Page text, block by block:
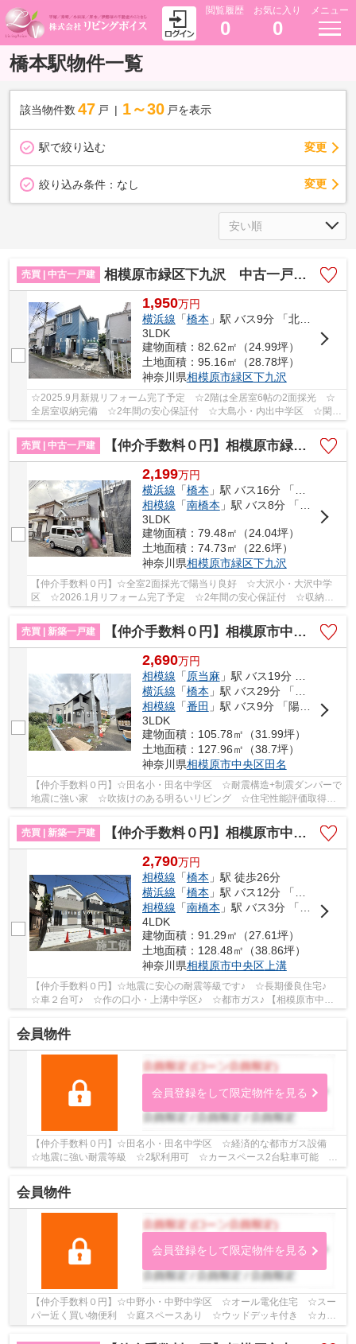
閲覧履歴
0
お気に入り
0
メニュー
橋本駅物件一覧
該当物件数 47 戸 1～30 戸を表示
駅で絞り込む 変更
絞り込み条件： なし 変更
売買 | 中古一戸建 相模原市緑区下九沢 中古一戸建て
1,950万円
横浜線 「橋本 」駅 バス9分 「北公園入口」 停歩2分
3LDK
建物面積：82.62㎡（24.99坪）
土地面積：95.16㎡（28.78坪）
神奈川県相模原市緑区下九沢
☆2025.9月新規リフォーム完了予定 ☆2階は全居室6帖の2面採光 ☆
全居室収納完備 ☆2年間の安心保証付 ☆大島小・内出中学区 ☆閑静
売買 | 中古一戸建
【仲介手数料０円】相模原市緑区下九沢 中古一戸建て
2,199万円
横浜線 「橋本 」駅 バス16分 「北公園入口（神奈川県）」 停歩3分
相模線 「南橋本 」駅 バス8分 「峡の原」 停歩17分
3LDK
建物面積：79.48㎡（24.04坪）
土地面積：74.73㎡（22.6坪）
神奈川県相模原市緑区下九沢
【仲介手数料０円】☆全室2面採光で陽当り良好 ☆大沢小・大沢中学
区 ☆2026.1月リフォーム完了予定 ☆2年間の安心保証付 ☆収納豊
売買 | 新築一戸建
【仲介手数料０円】相模原市中央区田名 新築一戸建て 全3棟
2,690万円
相模線 「 原当麻」駅 バス19分 「半在家」 停歩3分
横浜線 「橋本 」駅 バス29分 「半在家」 停歩3分
相模線 「番田 」駅 バス9分 「陽原」 停歩3分
3LDK
建物面積：105.78㎡（31.99坪）
土地面積：127.96㎡（38.7坪）
神奈川県相模原市中央区田名
【仲介手数料０円】☆田名小・田名中学区 ☆耐震構造+制震ダンパーで
地震に強い家 ☆吹抜けのある明るいリビング ☆住宅性能評価取得物
売買 | 新築一戸建
【仲介手数料０円】相模原市中央区上溝 新築一戸建て 全4棟
2,790万円
相模線 「橋本 」駅 徒歩26分
横浜線 「橋本 」駅 バス12分 「下九沢」 停歩4分
相模線 「南橋本 」駅 バス3分 「あじさい通り中央」 停歩15分
4LDK
建物面積：91.29㎡（27.61坪）
土地面積：128.48㎡（38.86坪）
神奈川県相模原市中央区上溝
【仲介手数料０円】☆地震に安心の耐震等級です♪ ☆長期優良住宅♪
☆車２台可♪ ☆作の口小・上溝中学区♪ ☆都市ガス♪ 【相模原市中央
区の新築一戸建ての事ならリビングボイスにお任せ下...
会員物件
会員登録をして限定物件を見る
【仲介手数料０円】☆田名小・田名中学区 ☆経済的な都市ガス設備
☆地震に強い耐震等級 ☆2駅利用可 ☆カースペース2台駐車可能 ☆
スーパー近く利便性良好 ☆収納豊富な間取り♪ 【相模...
会員物件
会員登録をして限定物件を見る
【仲介手数料０円】☆中野小・中野中学区 ☆オール電化住宅 ☆スー
パー近く買い物便利 ☆庭スペースあり ☆ウッドデッキ付き ☆カー
スペース3台駐車可能（車種による） ☆SIC・グルニエ...